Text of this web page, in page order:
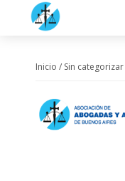
Inicio / Sin categorizar